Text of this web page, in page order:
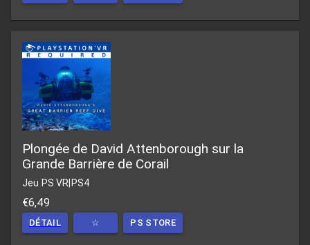
Plongée de David Attenborough sur la
Grande Barrière de Corail
Jeu PS VR PS4
€6,49
DÉTAIL ☆ PS STORE